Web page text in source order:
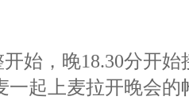
在飞》三麦
走路越宽》三麦
福相伴到永远》三麦
天》
开始，晚18.30分开
一起上麦拉开晚会